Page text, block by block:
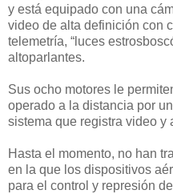
y está equipado con una
video de alta definición con
telemetría, “luces
altoparlantes.
Sus ocho motores le
operado a la distancia por
sistema que registra video y
Hasta el momento, no han
en la que los dispositivos
para el control y represión